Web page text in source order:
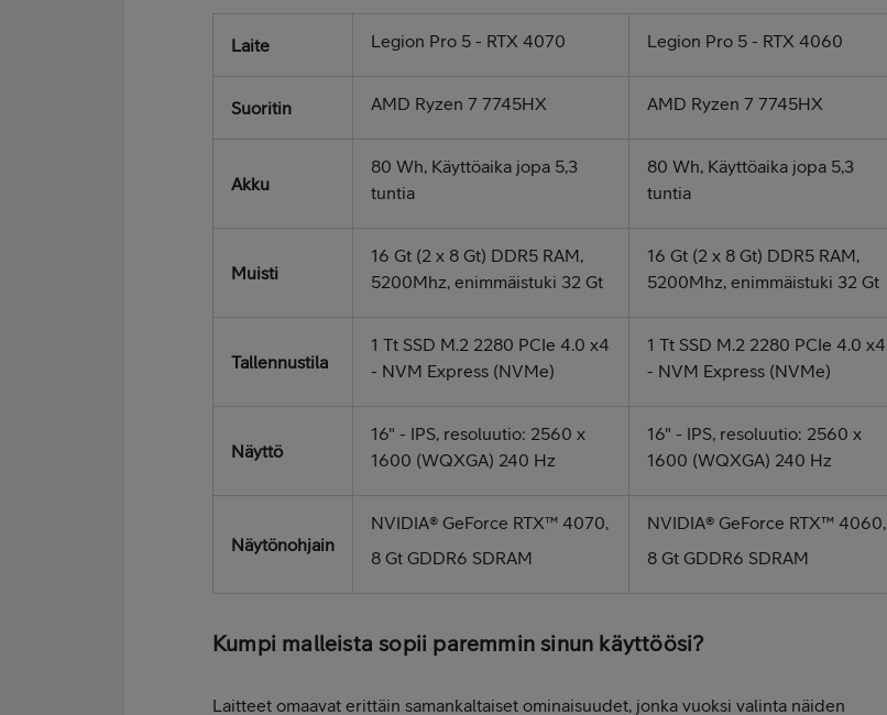
Laite Legion Pro 5 - RTX 4070 Legion Pro 5 - RTX 4060
Suoritin AMD Ryzen 7 7745HX AMD Ryzen 7 7745HX
Akku
80 Wh, Käyttöaika jopa 5,3
tuntia
80 Wh, Käyttöaika jopa 5,3
tuntia
Muisti
16 Gt (2 x 8 Gt) DDR5 RAM,
5200Mhz, enimmäistuki 32 Gt
16 Gt (2 x 8 Gt) DDR5 RAM,
5200Mhz, enimmäistuki 32 Gt
Tallennustila
1 Tt SSD M.2 2280 PCIe 4.0 x4
- NVM Express (NVMe)
1 Tt SSD M.2 2280 PCIe 4.0 x4
- NVM Express (NVMe)
Näyttö
16" - IPS, resoluutio: 2560 x
1600 (WQXGA) 240 Hz
16" - IPS, resoluutio: 2560 x
1600 (WQXGA) 240 Hz
Näytönohjain
NVIDIA® GeForce RTX™ 4070,
8 Gt GDDR6 SDRAM
NVIDIA® GeForce RTX™ 4060,
8 Gt GDDR6 SDRAM
Kumpi malleista sopii paremmin sinun käyttöösi?
Laitteet omaavat erittäin samankaltaiset ominaisuudet, jonka vuoksi valinta näiden